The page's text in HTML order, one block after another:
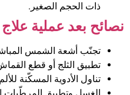
ذات الحجم الصغير.
نصائح بعد عملية علاج
تجنّب أشعة الشمس المباشرة لمدّة 4 إلى 6
تطبيق الثلج أو قطع
تناول الأدوية المسكّنة